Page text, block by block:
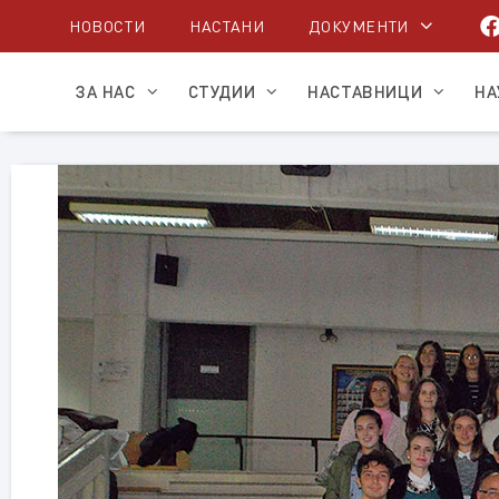
НОВОСТИ НАСТАНИ ДОКУМЕНТИ
ЗА НАС СТУДИИ НАСТАВНИЦИ